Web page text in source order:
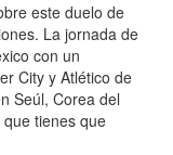
este duelo de
La jornada de
con un
City y Atlético de
Seúl, Corea del
tienes que